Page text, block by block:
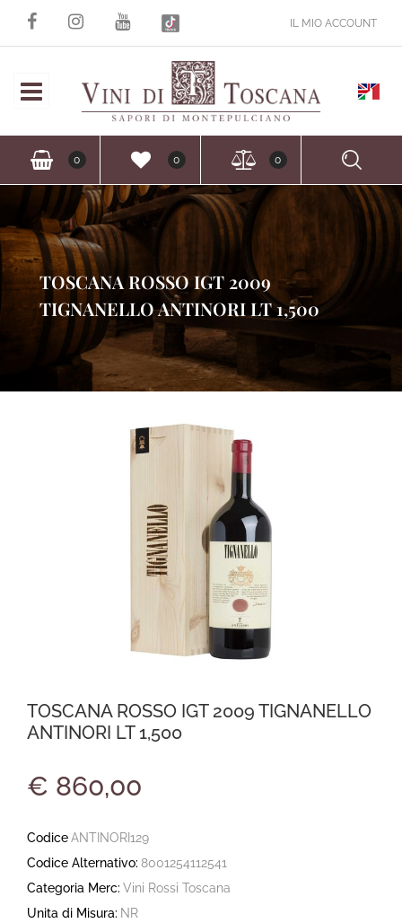
IL MIO ACCOUNT
0 0 0
TOSCANA ROSSO IGT 2009
TIGNANELLO ANTINORI LT 1,500
TOSCANA ROSSO IGT 2009 TIGNANELLO
ANTINORI LT 1,500
€ 860,00
CodiceANTINORI129
Codice Alternativo: 8001254112541
Categoria Merc: Vini Rossi Toscana
Unita di Misura: NR